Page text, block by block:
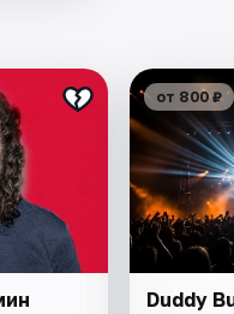
от 800 ₽
Duddy